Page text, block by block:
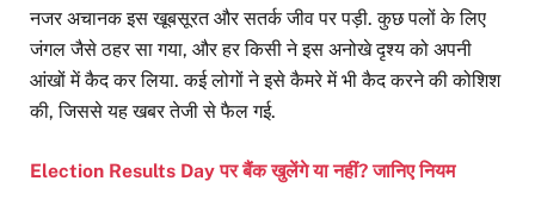
नजर अचानक इस खूबसूरत और सतर्क जीव पर पड़ी. कुछ पलों के लिए
जंगल जैसे ठहर सा गया, और हर किसी ने इस अनोखे दृश्य को अपनी
आंखों में कैद कर लिया. कई लोगों ने इसे कैमरे में भी कैद करने की कोशिश
की, जिससे यह खबर तेजी से फैल गई.
Election Results Day पर बैंक खुलेंगे या नहीं? जानिए नियम